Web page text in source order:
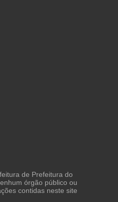
de Prefeitura do
órgão público ou
contidas neste site